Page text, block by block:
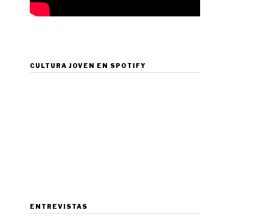
CULTURA JOVEN EN SPOTIFY
ENTREVISTAS